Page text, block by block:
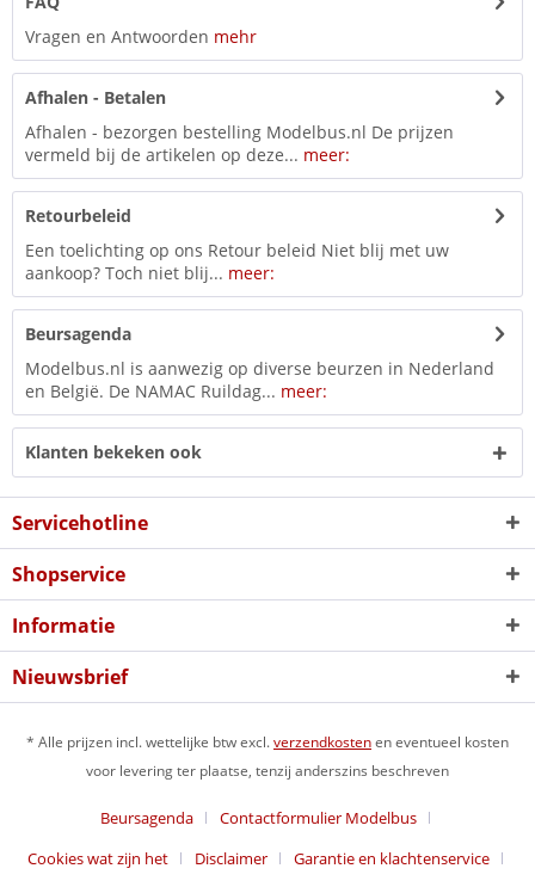
Vragen en Antwoorden mehr
Afhalen - Betalen
Afhalen - bezorgen bestelling Modelbus.nl De prijzen
vermeld bij de artikelen op deze... meer:
Retourbeleid
Een toelichting op ons Retour beleid Niet blij met uw
aankoop? Toch niet blij... meer:
Beursagenda
Modelbus.nl is aanwezig op diverse beurzen in Nederland
en België. De NAMAC Ruildag... meer:
Klanten bekeken ook
Servicehotline
Shopservice
Informatie
Nieuwsbrief
* Alle prijzen incl. wettelijke btw excl.verzendkostenen eventueel kosten
voor levering ter plaatse, tenzij anderszins beschreven
Beursagenda
Contactformulier Modelbus
Cookies wat zijn het
Disclaimer
Garantie en klachtenservice